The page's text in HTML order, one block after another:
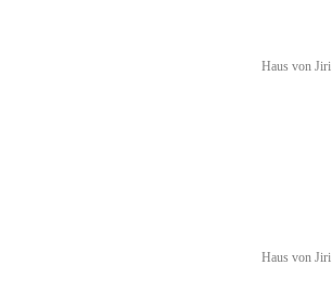
Haus von
Haus von